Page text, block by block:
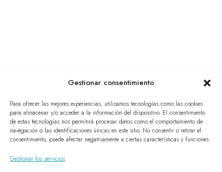
Gestionar consentimiento
Para ofrecer las mejores experiencias, utilizamos tecnologías como las cookies
para almacenar y/o acceder a la información del dispositivo. El consentimiento
de estas tecnologías nos permitirá procesar datos como el comportamiento de
navegación o las identificaciones únicas en este sitio. No consentir o retirar el
consentimiento, puede afectar negativamente a ciertas características y funciones.
Gestionar los servicios